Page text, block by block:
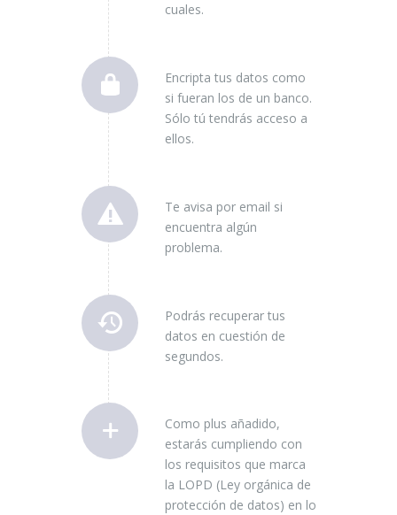
cuales.
Encripta tus datos como
si fueran los de un banco.
Sólo tú tendrás acceso a
ellos.
Te avisa por email si
encuentra algún
problema.
Podrás recuperar tus
datos en cuestión de
segundos.
Como plus añadido,
estarás cumpliendo con
los requisitos que marca
la LOPD (Ley orgánica de
protección de datos) en lo